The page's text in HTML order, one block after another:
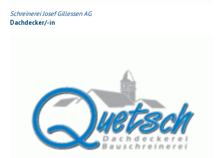
Schreinerei Josef Gillessen AG
Dachdecker/-in